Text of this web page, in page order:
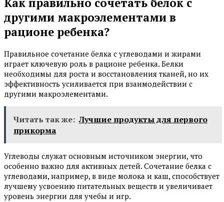
Как правильно сочетать белок с
другими макроэлементами в
рационе ребенка?
Правильное сочетание белка с углеводами и жирами
играет ключевую роль в рационе ребенка. Белки
необходимы для роста и восстановления тканей, но их
эффективность усиливается при взаимодействии с
другими макроэлементами.
Читать так же: Лучшие продукты для первого
прикорма
Углеводы служат основным источником энергии, что
особенно важно для активных детей. Сочетание белка с
углеводами, например, в виде молока и каш, способствует
лучшему усвоению питательных веществ и увеличивает
уровень энергии для учебы и игр.